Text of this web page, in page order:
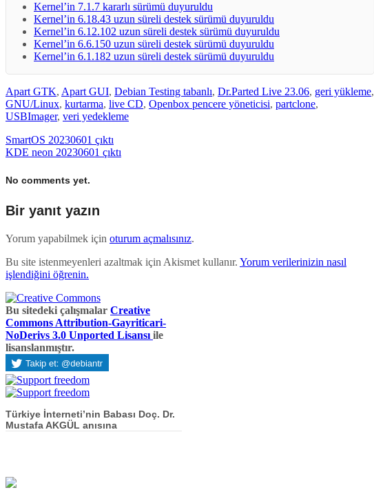
Kernel’in 7.1.7 kararlı sürümü duyuruldu
Kernel’in 6.18.43 uzun süreli destek sürümü duyuruldu
Kernel’in 6.12.102 uzun süreli destek sürümü duyuruldu
Kernel’in 6.6.150 uzun süreli destek sürümü duyuruldu
Kernel’in 6.1.182 uzun süreli destek sürümü duyuruldu
Apart GTK, Apart GUI, Debian Testing tabanlı, Dr.Parted Live 23.06, geri yükleme,
GNU/Linux, kurtarma, live CD, Openbox pencere yöneticisi, partclone,
USBImager, veri yedekleme
SmartOS 20230601 çıktı
KDE neon 20230601 çıktı
No comments yet.
Bir yanıt yazın
Yorum yapabilmek için oturum açmalısınız.
Bu site istenmeyenleri azaltmak için Akismet kullanır. Yorum verilerinizin nasıl
işlendiğini öğrenin.
Bu sitedeki çalışmalar Creative
Commons Attribution-Gayriticari-
NoDerivs 3.0 Unported Lisansı ile
lisanslanmıştır.
Türkiye İnterneti’nin Babası Doç. Dr.
Mustafa AKGÜL anısına